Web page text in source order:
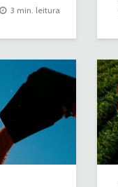
3 min. leitura